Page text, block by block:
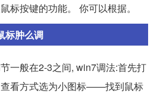
标按键的功能。 你可以根据。
标肿么调
一般在2-3之间, win7调法:首先打
看方式选为小图标——找到鼠标